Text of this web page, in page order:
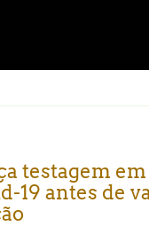
testagem em
19 antes de